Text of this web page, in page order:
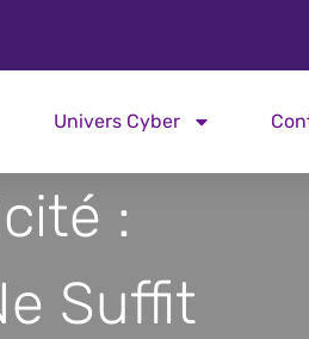
Univers Cyber
:
Suffit